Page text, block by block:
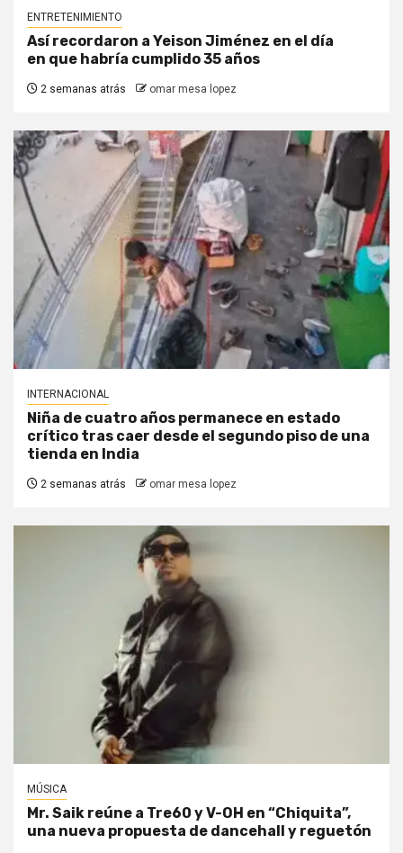
ENTRETENIMIENTO
Así recordaron a Yeison Jiménez en el día
en que habría cumplido 35 años
2 semanas atrás omar mesa lopez
INTERNACIONAL
Niña de cuatro años permanece en estado
crítico tras caer desde el segundo piso de una
tienda en India
2 semanas atrás omar mesa lopez
MÚSICA
Mr. Saik reúne a Tre60 y V-OH en “Chiquita”,
una nueva propuesta de dancehall y reguetón